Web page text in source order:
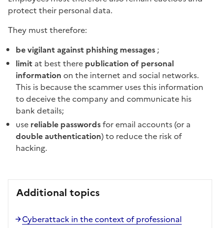
protect their personal data.
They must therefore:
be vigilant against phishing messages ;
limit at best there publication of personal
information on the internet and social networks.
This is because the scammer uses this information
to deceive the company and communicate his
bank details;
use reliable passwordsfor email accounts (or a
double authentication) to reduce the risk of
hacking.
Additional topics
Cyberattack in the context of professional